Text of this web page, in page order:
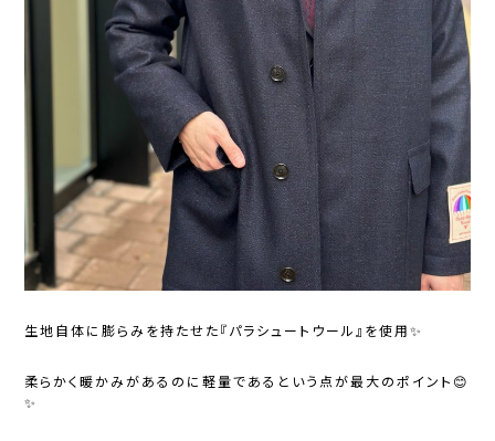
生地自体に膨らみを持たせた『パラシュートウール』を使用✨
柔らかく暖かみがあるのに軽量であるという点が最大のポイント😊
✨